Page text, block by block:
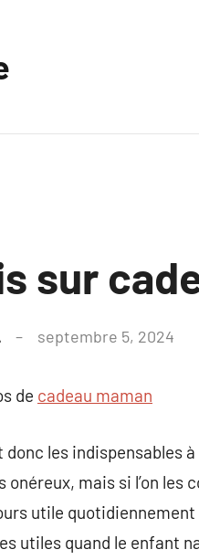
sur
septembre 5, 2024
de cadeau maman
donc les indispensables
onéreux, mais si l’on les
utile
utiles quand le enfant